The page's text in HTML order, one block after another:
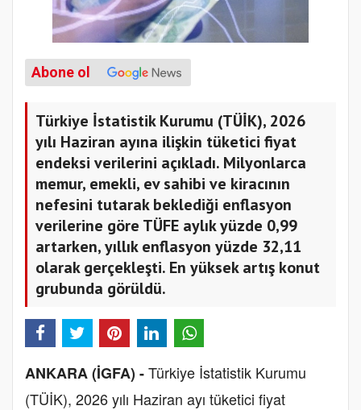
Abone ol
Türkiye İstatistik Kurumu (TÜİK), 2026
yılı Haziran ayına ilişkin tüketici fiyat
endeksi verilerini açıkladı. Milyonlarca
memur, emekli, ev sahibi ve kiracının
nefesini tutarak beklediği enflasyon
verilerine göre TÜFE aylık yüzde 0,99
artarken, yıllık enflasyon yüzde 32,11
olarak gerçekleşti. En yüksek artış konut
grubunda görüldü.
ANKARA (İGFA) -Türkiye İstatistik Kurumu
(TÜİK), 2026 yılı Haziran ayı tüketici fiyat